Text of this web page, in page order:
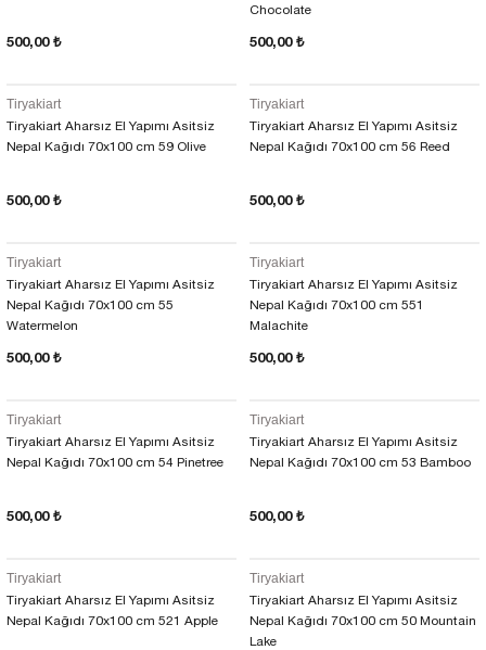
500,00 ₺
Chocolate
500,00 ₺
Tiryakiart
Tiryakiart Aharsız El Yapımı Asitsiz
Nepal Kağıdı 70x100 cm 59 Olive
500,00 ₺
Tiryakiart
Tiryakiart Aharsız El Yapımı Asitsiz
Nepal Kağıdı 70x100 cm 56 Reed
500,00 ₺
Tiryakiart
Tiryakiart Aharsız El Yapımı Asitsiz
Nepal Kağıdı 70x100 cm 55
Watermelon
500,00 ₺
Tiryakiart
Tiryakiart Aharsız El Yapımı Asitsiz
Nepal Kağıdı 70x100 cm 551
Malachite
500,00 ₺
Tiryakiart
Tiryakiart Aharsız El Yapımı Asitsiz
Nepal Kağıdı 70x100 cm 54 Pinetree
500,00 ₺
Tiryakiart
Tiryakiart Aharsız El Yapımı Asitsiz
Nepal Kağıdı 70x100 cm 53 Bamboo
500,00 ₺
Tiryakiart
Tiryakiart Aharsız El Yapımı Asitsiz
Nepal Kağıdı 70x100 cm 521 Apple
Tiryakiart
Tiryakiart Aharsız El Yapımı Asitsiz
Nepal Kağıdı 70x100 cm 50 Mountain
Lake